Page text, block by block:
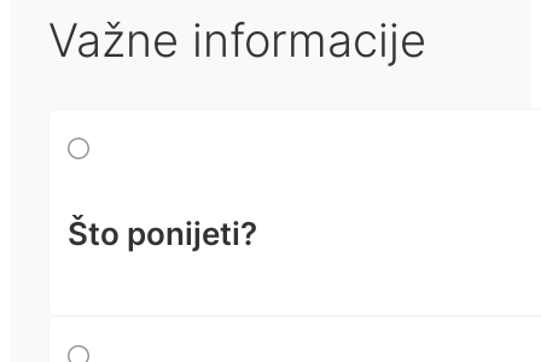
Važne informacije
Što ponijeti?